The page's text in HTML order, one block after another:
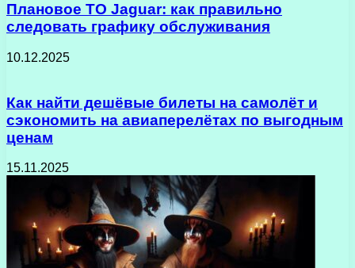
Плановое ТО Jaguar: как правильно
следовать графику обслуживания
10.12.2025
Как найти дешёвые билеты на самолёт и
сэкономить на авиаперелётах по выгодным
ценам
15.11.2025